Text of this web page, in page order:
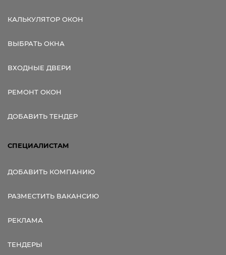
КАЛЬКУЛЯТОР ОКОН
ВЫБРАТЬ ОКНА
ВХОДНЫЕ ДВЕРИ
РЕМОНТ ОКОН
ДОБАВИТЬ ТЕНДЕР
СПЕЦИАЛИСТАМ
ДОБАВИТЬ КОМПАНИЮ
РАЗМЕСТИТЬ ВАКАНСИЮ
РЕКЛАМА
ТЕНДЕРЫ